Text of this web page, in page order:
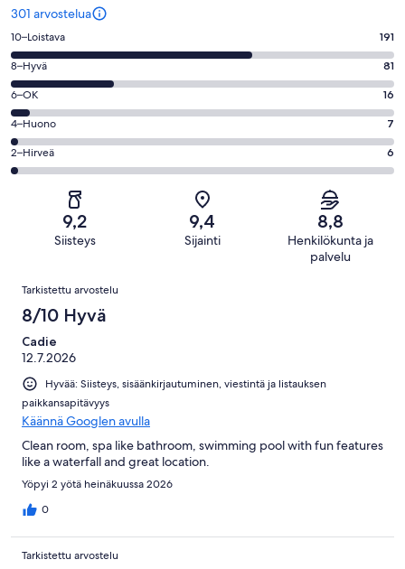
301 arvostelua
Arvosana
10
-
Loistava.
191
kautta
301
arvostelua
10–Loistava 191
Arvosana
8
-
Hyvä.
81
kautta
arvostelua
8–Hyvä 81
Arvosana
6
-
OK.
16
arvostelua
6–OK 16
Arvosana
4
-
4–Huono 7
Arvosana
2
arvostelua
2–Hirveä 6
9,2
Siisteys
9,4
Sijainti
8,8
Henkilökunta ja
palvelu
Arvostelut
Tarkistettu arvostelu
8/10 Hyvä
Cadie
12.7.2026
Hyvää: Siisteys, sisäänkirjautuminen, viestintä ja listauksen
paikkansapitävyys
Käännä Googlen avulla
Clean room, spa like bathroom, swimming pool with fun features
like a waterfall and great location.
Yöpyi 2 yötä heinäkuussa 2026
0
Tarkistettu arvostelu